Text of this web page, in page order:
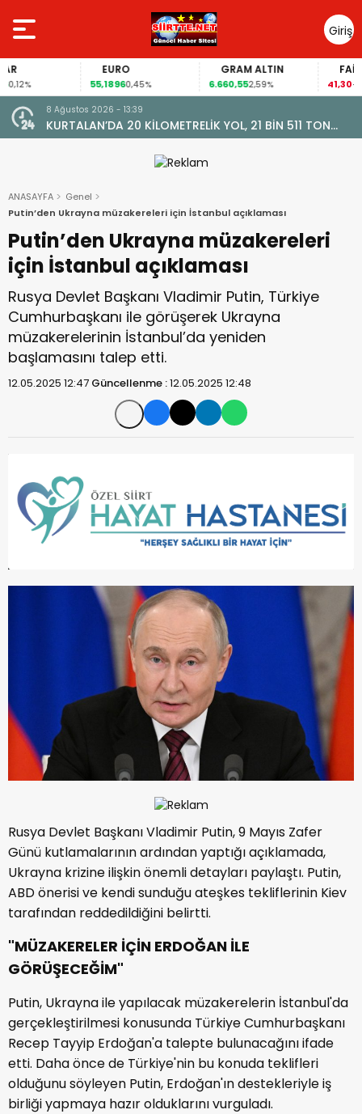
Giriş
Yap
EURO
55,18960,45%
GRAM ALTIN
6.660,552,59%
FAİZ
41,30-0,55%
BİN 511 TON
8 Ağustos 2026 - 13:34
Siirt Vali Yardımcısı Yunus Emre
Cintosun Dünya Evine Girdi
ANASAYFA
Genel
Putin’den Ukrayna müzakereleri için İstanbul açıklaması
Putin’den Ukrayna müzakereleri
için İstanbul açıklaması
Rusya Devlet Başkanı Vladimir Putin, Türkiye
Cumhurbaşkanı ile görüşerek Ukrayna
müzakerelerinin İstanbul’da yeniden
başlamasını talep etti.
12.05.2025 12:47 Güncellenme :12.05.2025 12:48
Rusya Devlet Başkanı Vladimir Putin, 9 Mayıs Zafer
Günü kutlamalarının ardından yaptığı açıklamada,
Ukrayna krizine ilişkin önemli detayları paylaştı. Putin,
ABD önerisi ve kendi sunduğu ateşkes tekliflerinin Kiev
tarafından reddedildiğini belirtti.
"MÜZAKERELER İÇİN ERDOĞAN İLE
GÖRÜŞECEĞİM"
Putin, Ukrayna ile yapılacak müzakerelerin İstanbul'da
gerçekleştirilmesi konusunda Türkiye Cumhurbaşkanı
Recep Tayyip Erdoğan'a talepte bulunacağını ifade
etti. Daha önce de Türkiye'nin bu konuda teklifleri
olduğunu söyleyen Putin, Erdoğan'ın destekleriyle iş
birliği yapmaya hazır olduklarını vurguladı.